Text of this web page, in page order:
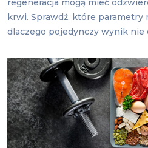
regeneracja mogą mieć
krwi. Sprawdź, które parametry
dlaczego pojedynczy wynik nie